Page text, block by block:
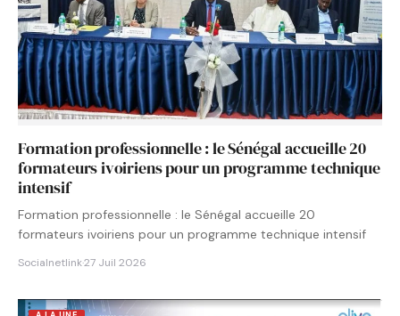
Formation professionnelle : le Sénégal accueille 20
formateurs ivoiriens pour un programme technique
intensif
Formation professionnelle : le Sénégal accueille 20
formateurs ivoiriens pour un programme technique intensif
Socialnetlink·27 Juil 2026